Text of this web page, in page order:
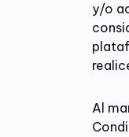
y/o
Al